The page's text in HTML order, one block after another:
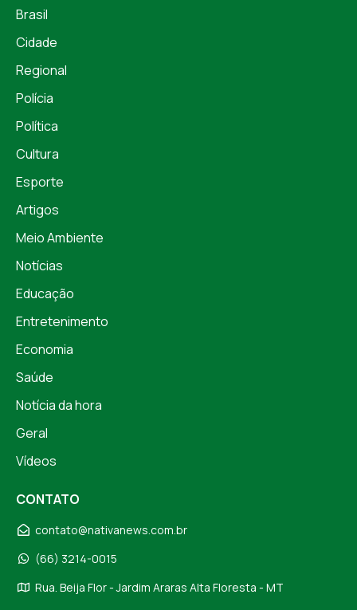
Brasil
Cidade
Regional
Polícia
Política
Cultura
Esporte
Artigos
Meio Ambiente
Notícias
Educação
Entretenimento
Economia
Saúde
Notícia da hora
Geral
Vídeos
CONTATO
contato@nativanews.com.br
(66) 3214-0015
Rua. Beija Flor - Jardim Araras Alta Floresta - MT